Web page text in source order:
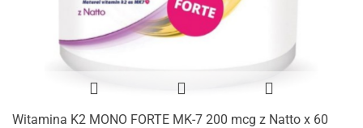
Witamina K2 MONO FORTE MK-7 200 mcg z Natto x 60